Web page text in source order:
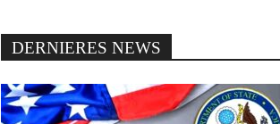
DERNIERES NEWS